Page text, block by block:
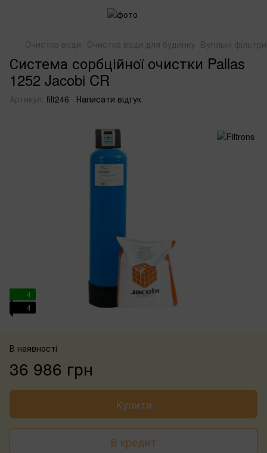
Очистка води Очистка води для будинку Вугільні фільтри
Система сорбційної очистки Pallas
1252 Jacobi CR
Артикул: filt246 Написати відгук
4
4
В наявності
36 986 грн
Купити
В кредит